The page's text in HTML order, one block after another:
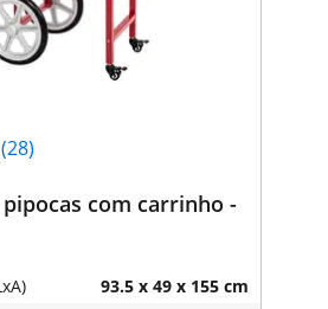
(28)
com carrinho -
93.5 x 49 x 155 cm